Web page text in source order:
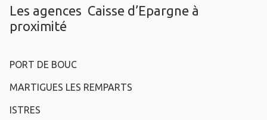
Les agences Caisse d’Epargne à
proximité
PORT DE BOUC
MARTIGUES LES REMPARTS
ISTRES